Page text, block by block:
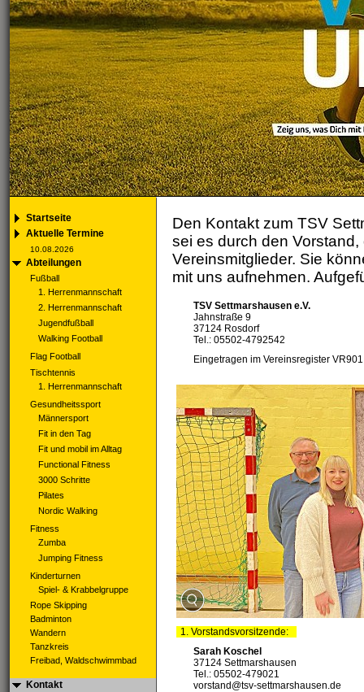
Startseite
Aktuelle Termine
10.08.2026
Abteilungen
Fußball
1. Herrenmannschaft
2. Herrenmannschaft
Jugendfußball
Walking Football
Flag Football
Tischtennis
1. Herrenmannschaft
Gesundheitssport
Männersport
Fit in den Tag
Fit und mobil im Alltag
Functional Fitness
3000 Schritte
Pilates
Nordic Walking
Fitness
Zumba
Jumping Fitness
Kinderturnen
Spiel- & Krabbelgruppe
Rope Skipping
Badminton
Wandern
Tanzkreis
Freibad, Waldschwimmbad
Kontakt
Den Kontakt zum TSV
sei es durch den
Vereinsmitglieder. Sie
mit uns aufnehmen.
TSV Settmarshausen e.V.
Jahnstraße 9
37124 Rosdorf
Tel.: 05502-4792542
Eingetragen im Vereinsregister
1. Vorstandsvorsitzende:
Sarah Koschel
37124 Settmarshausen
Tel.: 05502-479021
vorstand@tsv-settmarshausen.de